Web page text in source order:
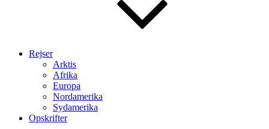
Rejser
Arktis
Afrika
Europa
Nordamerika
Sydamerika
Opskrifter